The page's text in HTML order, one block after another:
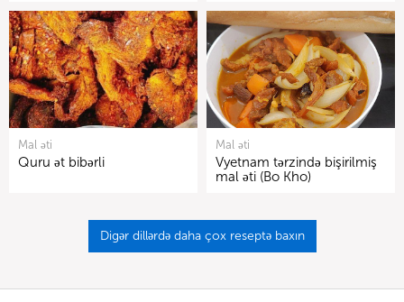
Mal əti
Quru ət bibərli
Mal əti
Vyetnam tərzində bişirilmiş
mal əti (Bo Kho)
Digər dillərdə daha çox reseptə baxın